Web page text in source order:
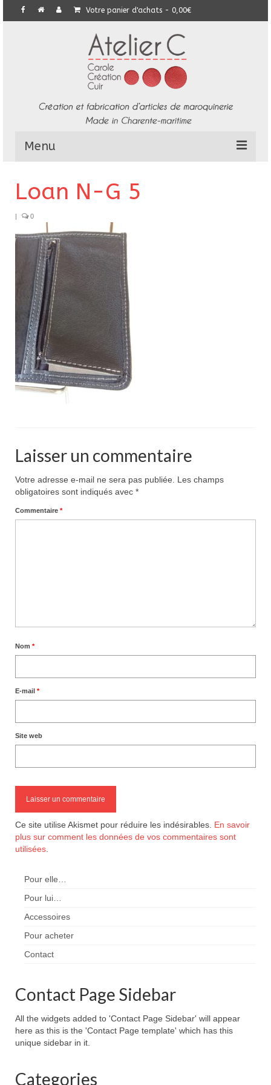
Votre panier d'achats - 0,00€
Menu
Commandes particulières
E-Boutique
Pour acheter
Contact
Loan N-G 5
| 0
Laisser un commentaire
Votre adresse e-mail ne sera pas publiée.
Les champs
obligatoires sont indiqués avec *
Commentaire *
Nom *
E-mail *
Site web
Ce site utilise Akismet pour réduire les indésirables. En savoir
plus sur comment les données de vos commentaires sont
utilisées
Pour elle…
Pour lui…
Accessoires
Pour acheter
Contact
Contact Page Sidebar
All the widgets added to 'Contact Page Sidebar' will appear
here as this is the 'Contact Page template' which has this
unique sidebar in it.
Categories